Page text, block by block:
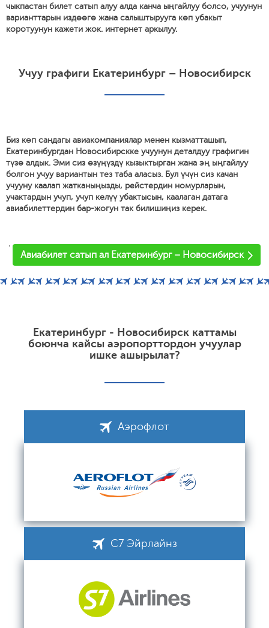
чыкпастан билет сатып алуу алда канча ыңгайлуу болсо, учуунун
варианттарын издөөгө жана салыштырууга көп убакыт
коротуунун кажети жок. интернет аркылуу.
Учуу графиги Екатеринбург – Новосибирск
Биз көп сандагы авиакомпаниялар менен кызматташып,
Екатеринбургдан Новосибирскке учуунун деталдуу графигин
түзө алдык. Эми сиз өзүңүздү кызыктырган жана эң ыңгайлуу
болгон учуу вариантын тез таба аласыз. Бул үчүн сиз качан
учууну каалап жатканыңызды, рейстердин номурларын,
учактардын учуп, учуп келүү убактысын, каалаган датага
авиабилеттердин бар-жогун так билишиңиз керек.
'
Авиабилет сатып ал Екатеринбург – Новосибирск
Екатеринбург - Новосибирск каттамы
боюнча кайсы аэропорттордон учуулар
ишке ашырылат?
Аэрофлот
С7 Эйрлайнз